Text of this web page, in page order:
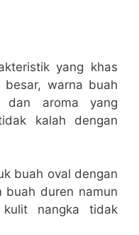
yang khas
warna buah
dan aroma yang
kalah dengan
buah oval dengan
buah duren namun
nangka tidak